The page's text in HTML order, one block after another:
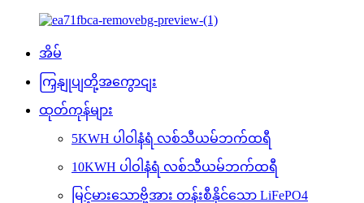
အိမ်
ကြှနျုပျတို့အကွောငျး
ထုတ်ကုန်များ
5KWH ပါဝါနံရံ လစ်သီယမ်ဘက်ထရီ
10KWH ပါဝါနံရံ လစ်သီယမ်ဘက်ထရီ
မြင့်မားသောဗို့အား တန်းစီနိုင်သော LiFePO4